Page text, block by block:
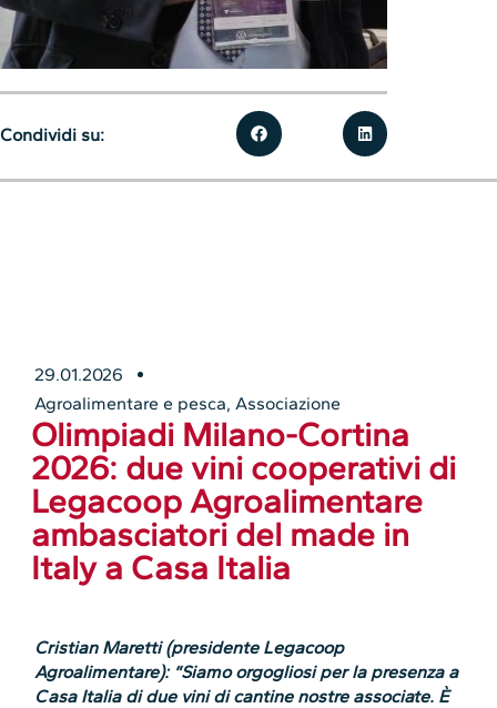
29.01.2026
Agroalimentare e pesca, Associazione
Olimpiadi Milano-Cortina
2026: due vini cooperativi di
Legacoop Agroalimentare
ambasciatori del made in
Italy a Casa Italia
Cristian Maretti (presidente Legacoop
Agroalimentare): “Siamo orgogliosi per la presenza a
Casa Italia di due vini di cantine nostre associate. È
Condividi su: